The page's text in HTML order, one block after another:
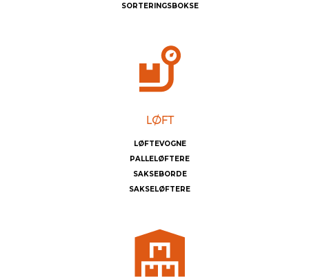
SORTERINGSBOKSE
LØFTEVOGNE
PALLELØFTERE
SAKSEBORDE
SAKSELØFTERE